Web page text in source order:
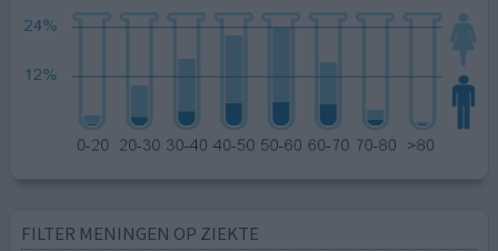
FILTER MENINGEN OP ZIEKTE